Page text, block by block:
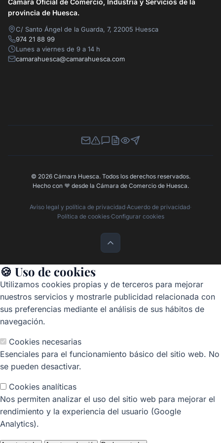
provincia de Huesca.
C/ Santo Ángel de la Guarda, 7, 22005 Huesca
974 21 88 99
Lunes a viernes de 9 a 14 h
camarahuesca@camarahuesca.com
Newsletter
Canal de Denuncias
Buzón de Sugerencias
Perfil Contratante
Ley de Transparencia
Contacta con nosotros
© 2026 Cámara Huesca. Todos los derechos reservados.
Hecho con ❤️ desde la Cámara de Comercio de Huesca.
Aviso legal y política de privacidad·Acuerdo de privacidad·
Política de cookies·Configurar cookies
🍪 Uso de cookies
Utilizamos cookies propias y de terceros para mejorar
nuestros servicios y mostrarle publicidad relacionada con
sus preferencias mediante el análisis de sus hábitos de
navegación.
Cookies necesarias
Esenciales para el funcionamiento básico del sitio web. No
se pueden desactivar.
Cookies analíticas
Nos permiten analizar el uso del sitio web para mejorar el
rendimiento y la experiencia del usuario (Google
Analytics).